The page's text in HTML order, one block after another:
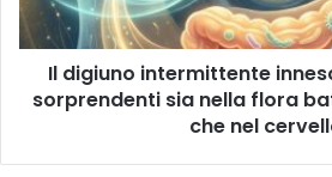
lb
l
n
o
Il digiuno intermittente
sorprendenti sia nella flora
che nel